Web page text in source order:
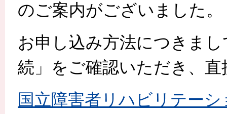
のご案内がございました。
お申し込み方法につきま
続」をご確認いただき、
国立障害者リハビリテー